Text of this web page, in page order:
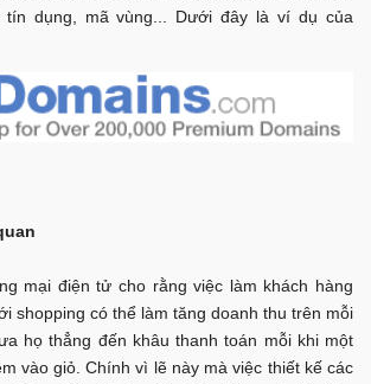
tín dụng, mã vùng... Dưới đây là ví dụ của
mại điện tử cho rằng việc làm khách hàng
shopping có thể làm tăng doanh thu trên mỗi
họ thẳng đến khâu thanh toán mỗi khi một
vào giỏ. Chính vì lẽ này mà việc thiết kế các